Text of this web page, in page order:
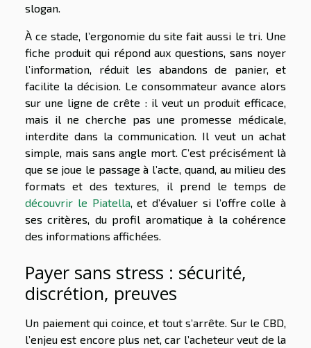
slogan.
À ce stade, l’ergonomie du site fait aussi le tri. Une
fiche produit qui répond aux questions, sans noyer
l’information, réduit les abandons de panier, et
facilite la décision. Le consommateur avance alors
sur une ligne de crête : il veut un produit efficace,
mais il ne cherche pas une promesse médicale,
interdite dans la communication. Il veut un achat
simple, mais sans angle mort. C’est précisément là
que se joue le passage à l’acte, quand, au milieu des
formats et des textures, il prend le temps de
découvrir le Piatella, et d’évaluer si l’offre colle à
ses critères, du profil aromatique à la cohérence
des informations affichées.
Payer sans stress : sécurité,
discrétion, preuves
Un paiement qui coince, et tout s’arrête. Sur le CBD,
l’enjeu est encore plus net, car l’acheteur veut de la